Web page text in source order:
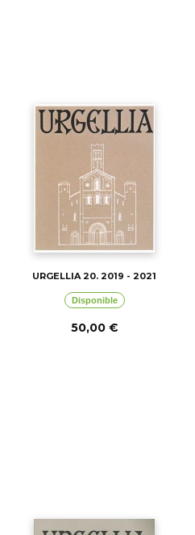
URGELLIA 20. 2019 - 2021
Disponible
50,00 €